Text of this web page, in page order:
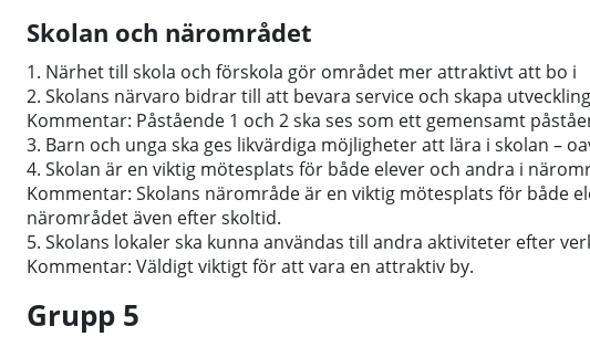
Skolan och närområdet
1. Närhet till skola och förskola gör området mer attraktivt att bo i
2. Skolans närvaro bidrar till att bevara service och skapa
Kommentar: Påstående 1 och 2 ska ses som ett gemensamt
3. Barn och unga ska ges likvärdiga möjligheter att lära i skolan –
4. Skolan är en viktig mötesplats för både elever och andra i
Kommentar: Skolans närområde är en viktig mötesplats för både
närområdet även efter skoltid.
5. Skolans lokaler ska kunna användas till andra aktiviteter efter
Kommentar: Väldigt viktigt för att vara en attraktiv by.
Grupp 5